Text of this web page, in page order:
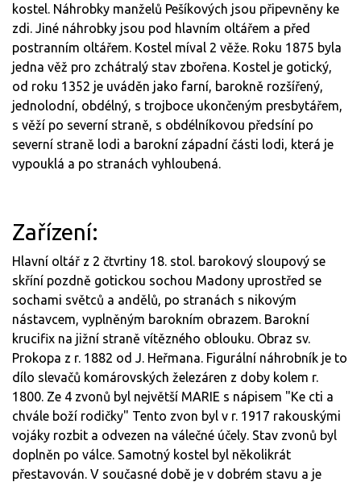
kostel. Náhrobky manželů Pešíkových jsou připevněny ke
zdi. Jiné náhrobky jsou pod hlavním oltářem a před
postranním oltářem. Kostel míval 2 věže. Roku 1875 byla
jedna věž pro zchátralý stav zbořena. Kostel je gotický,
od roku 1352 je uváděn jako farní, barokně rozšířený,
jednolodní, obdélný, s trojboce ukončeným presbytářem,
s věží po severní straně, s obdélníkovou předsíní po
severní straně lodi a barokní západní části lodi, která je
vypouklá a po stranách vyhloubená.
Zařízení:
Hlavní oltář z 2 čtvrtiny 18. stol. barokový sloupový se
skříní pozdně gotickou sochou Madony uprostřed se
sochami světců a andělů, po stranách s nikovým
nástavcem, vyplněným barokním obrazem. Barokní
krucifix na jižní straně vítězného oblouku. Obraz sv.
Prokopa z r. 1882 od J. Heřmana. Figurální náhrobník je to
dílo slevačů komárovských železáren z doby kolem r.
1800. Ze 4 zvonů byl největší MARIE s nápisem "Ke cti a
chvále boží rodičky" Tento zvon byl v r. 1917 rakouskými
vojáky rozbit a odvezen na válečné účely. Stav zvonů byl
doplněn po válce. Samotný kostel byl několikrát
přestavován. V současné době je v dobrém stavu a je